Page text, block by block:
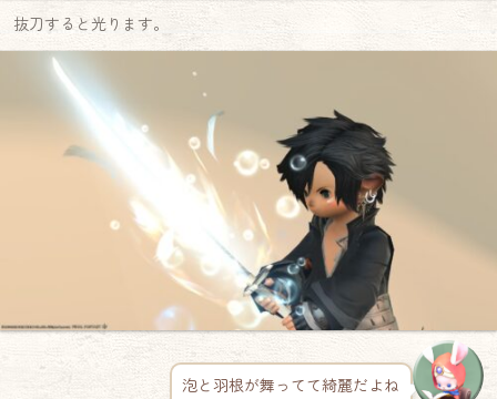
抜刀すると光ります。
泡と羽根が舞ってて綺麗だよね